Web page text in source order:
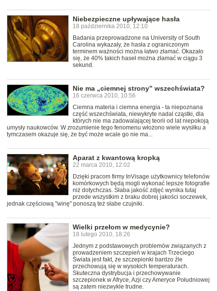
Niebezpieczne upływające hasła
18 października 2010, 12:10
Badania przeprowadzone na University of South
Carolina wykazały, że hasła z ograniczonym
terminem ważności można łatwo złamać. Okazało
się, że 40% takich haseł można złamać w ciągu 3
sekund.
Nie ma „ciemnej strony” wszechświata?
16 czerwca 2010, 10:56
Ciemna materia i ciemna energia - ta niepoznana
część wszechświata, niewykryte nadal cząstki, dla
których nie ma zadowalającej teorii od lat niepokoją
umysły naukowców. W zrozumienie tego fenomenu włożono wiele wysiłku a
tymczasem okazuje się, że być może wcale go nie ma...
Aparat z kwantową kropką
22 marca 2010, 12:02
Dzięki pracom firmy InVisage użytkownicy telefonów
komórkowych będą mogli wykonać lepsze fotografie
niż dotychczas. Słaba jakość zdjęć wynika tutaj
przede wszystkim z braku dobrej jakości soczewek,
jednak częściową "winę" ponoszą też słabe czujniki.
Wielki przełom w medycynie?
18 lutego 2010, 18:26
Jednym z podstawowych problemów związanych z
prowadzeniem szczepień w krajach Trzeciego
Świata jest fakt, że szczepionki bardzo źle
przechowują się w wysokich temperaturach.
Skuteczna dystrybucja i przechowywanie
szczepionek w Afryce, Azji czy Ameryce Południowej
są zatem niezwykle trudne.